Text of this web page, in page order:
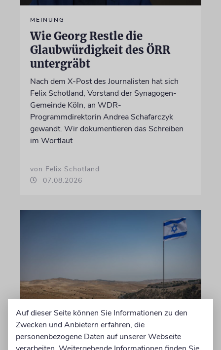
MEINUNG
Wie Georg Restle die
Glaubwürdigkeit des ÖRR
untergräbt
Nach dem X-Post des Journalisten hat sich
Felix Schotland, Vorstand der Synagogen-
Gemeinde Köln, an WDR-
Programmdirektorin Andrea Schafarczyk
gewandt. Wir dokumentieren das Schreiben
im Wortlaut
von Felix Schotland
07.08.2026
JUSTIZ
Israelischer Siedler wegen
Tötung eines Palästinensers
Auf dieser Seite können Sie Informationen zu den
Zwecken und Anbietern erfahren, die
personenbezogene Daten auf unserer Webseite